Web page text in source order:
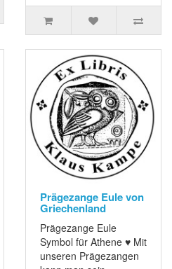
Prägezange Eule von
Griechenland
Prägezange Eule
Symbol für Athene ♥ Mit
unseren Prägezangen